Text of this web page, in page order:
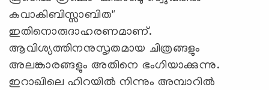
കവാകിബിസ്സാബിത"
ഇതിനൊരുദാഹരണമാണ്.
ആവിശ്യത്തിനനുസൃതമായ ചിത്രങ്ങളും
അലങ്കാരങ്ങളും അതിനെ ഭംഗിയാക്കുന്നു.
ഇറാഖിലെ ഹിറയിൽ നിന്നും അമ്പാറിൽ